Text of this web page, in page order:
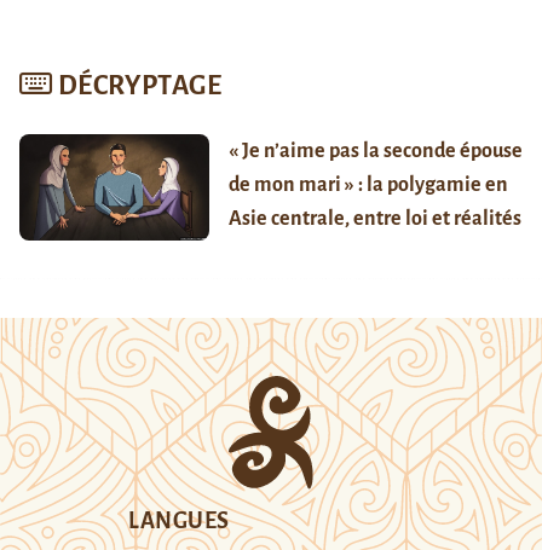
DÉCRYPTAGE
« Je n’aime pas la seconde épouse
de mon mari » : la polygamie en
Asie centrale, entre loi et réalités
LANGUES